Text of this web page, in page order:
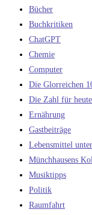
Bücher
Buchkritiken
ChatGPT
Chemie
Computer
Die Glorreichen
Die Zahl für heute
Ernährung
Gastbeiträge
Lebensmittel
Münchhausens
Musiktipps
Politik
Raumfahrt